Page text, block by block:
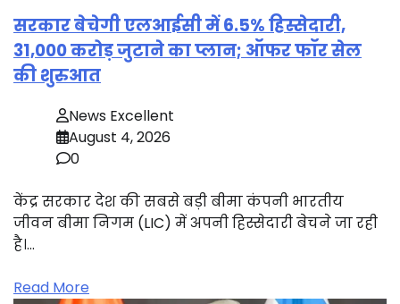
सरकार बेचेगी एलआईसी में 6.5% हिस्सेदारी,
31,000 करोड़ जुटाने का प्लान; ऑफर फॉर सेल
की शुरुआत
News Excellent
August 4, 2026
0
केंद्र सरकार देश की सबसे बड़ी बीमा कंपनी भारतीय
जीवन बीमा निगम (LIC) में अपनी हिस्सेदारी बेचने जा रही
है।…
Read More